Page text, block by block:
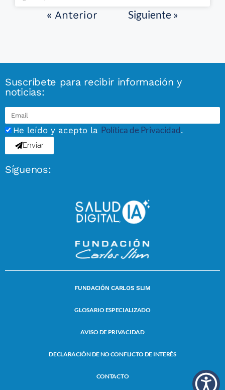
« Anterior Siguiente »
Suscríbete para recibir información y
noticias:
He leído y acepto la Política de Privacidad.
Enviar
Síguenos:
FUNDACIÓN CARLOS SLIM
GLOSARIO ESPECIALIZADO
AVISO DE PRIVACIDAD
DECLARACIÓN DE NO CONFLICTO DE INTERÉS
CONTACTO